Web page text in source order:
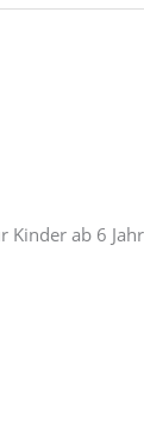
Kinder ab 6